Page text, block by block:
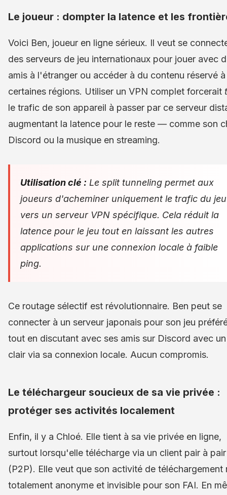
Le joueur : dompter la latence et les
Voici Ben, joueur en ligne sérieux. Il veut se
des serveurs de jeu internationaux pour jouer avec
amis à l'étranger ou accéder à du contenu réservé à
certaines régions. Utiliser un VPN complet forcerait
le trafic de son appareil à passer par ce serveur
augmentant la latence pour le reste — comme son
Discord ou la musique en streaming.
Utilisation clé : Le split tunneling permet aux
joueurs d'acheminer uniquement le trafic du jeu
vers un serveur VPN spécifique. Cela réduit la
latence pour le jeu tout en laissant les autres
applications sur une connexion locale à faible
ping.
Ce routage sélectif est révolutionnaire. Ben peut se
connecter à un serveur japonais pour son jeu
tout en discutant avec ses amis sur Discord avec
clair via sa connexion locale. Aucun compromis.
Le téléchargeur soucieux de sa vie privée :
protéger ses activités localement
Enfin, il y a Chloé. Elle tient à sa vie privée en ligne,
surtout lorsqu'elle télécharge via un client pair à pair
(P2P). Elle veut que son activité de téléchargement
totalement anonyme et invisible pour son FAI. En